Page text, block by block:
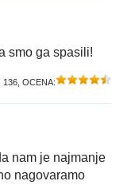
smo ga spasili!
136 , OCENA:
nam je najmanje
nagovaramo